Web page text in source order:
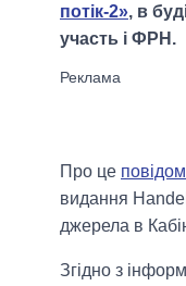
потік-2», в
участь і ФРН.
Про це
видання
джерела в
Згідно з